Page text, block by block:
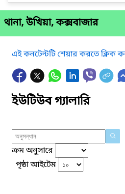
থানা, উখিয়া, কক্সবাজার
এই কনটেন্টটি শেয়ার করতে ক্লিক
ইউটিউব গ্যালারি
ক্রম অনুসারে
পৃষ্ঠা আইটেম